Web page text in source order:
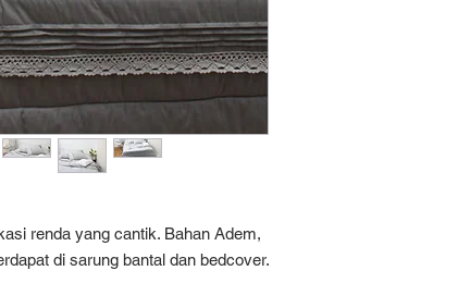
renda yang cantik. Bahan Adem,
di sarung bantal dan bedcover.